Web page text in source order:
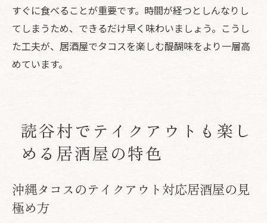
すぐに食べることが重要です。時間が経つとしんなりし
てしまうため、できるだけ早く味わいましょう。こうし
た工夫が、居酒屋でタコスを楽しむ醍醐味をより一層高
めています。
読谷村でテイクアウトも楽し
める居酒屋の特色
沖縄タコスのテイクアウト対応居酒屋の見
極め方